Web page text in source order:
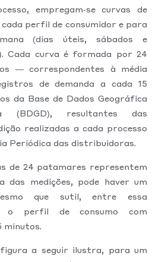
empregam‑se curvas de
perfil de consumidor e para
(dias úteis, sábados e
Cada curva é formada por 24
— correspondentes à média
de demanda a cada 15
da Base de Dados Geográfica
(BDGD), resultantes das
realizadas a cada processo
Periódica das distribuidoras.
de 24 patamares representem
das medições, pode haver um
que sutil, entre essa
o perfil de consumo com
minutos.
a seguir ilustra, para um